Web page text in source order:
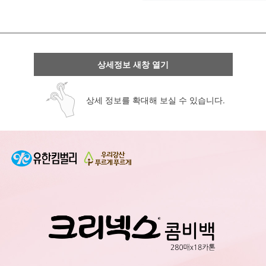
상세정보 새창 열기
상세 정보를 확대해 보실 수 있습니다.